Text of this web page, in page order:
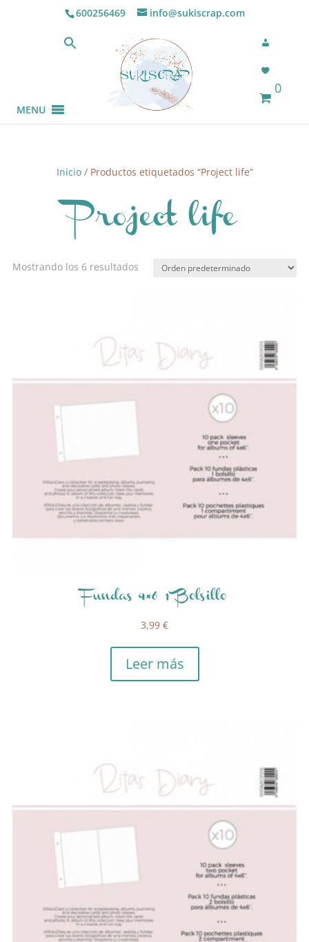
600256469 info@sukiscrap.com
0
MENU
Inicio/ Productos etiquetados “Project life”
Project life
Mostrando los 6 resultados
Fundas 4×6 1 Bolsillo
3,99 €
Leer más